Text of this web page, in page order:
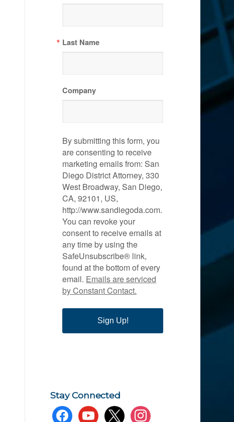
Last Name
Company
By submitting this form, you
are consenting to receive
marketing emails from: San
Diego District Attorney, 330
West Broadway, San Diego,
CA, 92101, US,
http://www.sandiegoda.com.
You can revoke your
consent to receive emails at
any time by using the
SafeUnsubscribe® link,
found at the bottom of every
email. Emails are serviced
by Constant Contact.
Sign Up!
Stay Connected
facebookyoutubex instagram